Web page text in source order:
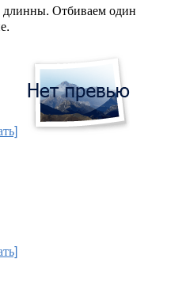
Отбиваем один